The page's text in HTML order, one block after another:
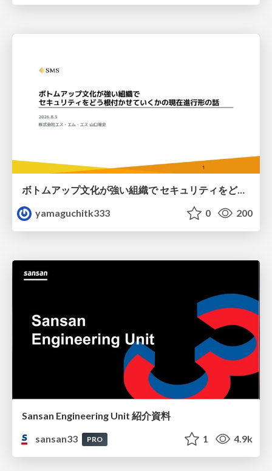
ボトムアップ文化が強い組織で セキュリティをどう根付かせていくかの現在進行形の話 / Making Security Stick in a Bottom-Up Organization
yamaguchitk333
0 200
Sansan Engineering Unit 紹介資料
sansan33
PRO 1 4.9k